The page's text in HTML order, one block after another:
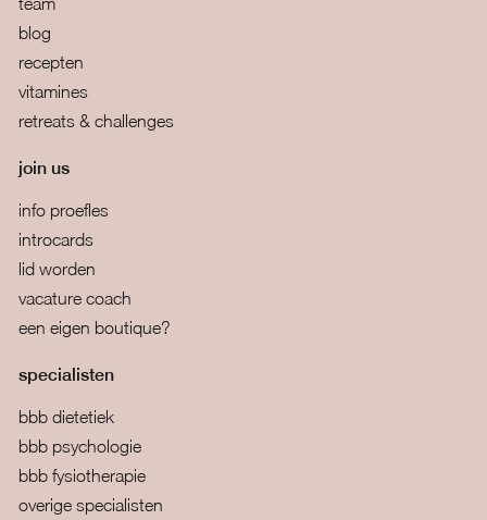
blog
recepten
vitamines
retreats & challenges
join us
info proefles
introcards
lid worden
vacature coach
een eigen boutique?
specialisten
bbb dietetiek
bbb psychologie
bbb fysiotherapie
overige specialisten